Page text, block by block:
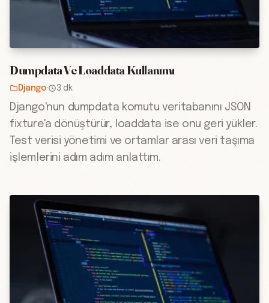
Dumpdata Ve Loaddata Kullanımı
Django· 3 dk
Django'nun dumpdata komutu veritabanını JSON
fixture'a dönüştürür, loaddata ise onu geri yükler.
Test verisi yönetimi ve ortamlar arası veri taşıma
işlemlerini adım adım anlattım.